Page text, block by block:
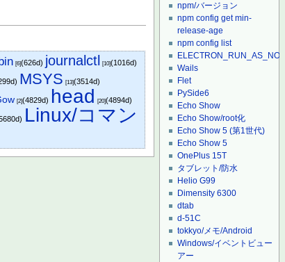
[6](626d) journalctl [10](1016d)
MSYS [13](3514d)
[2](4829d) head [20](4894d)
Linux/コマン
npm/バージョン
npm config get min-
release-age
npm config list
Wails
Flet
PySide6
Echo Show
Echo Show/root化
Echo Show 5 (第1世代)
Echo Show 5
OnePlus 15T
タブレット/防水
Helio G99
Dimensity 6300
dtab
d-51C
tokkyo/メモ/Android
Windows/イベントビュー
アー